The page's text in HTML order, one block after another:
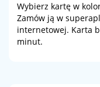
Wybierz kartę w
Zamów ją w
internetowej. Karta
minut.